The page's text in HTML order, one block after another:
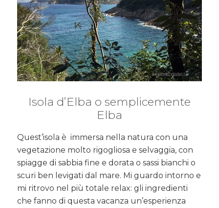
Isola d’Elba o semplicemente
Elba
Quest’isola è immersa nella natura con una
vegetazione molto rigogliosa e selvaggia, con
spiagge di sabbia fine e dorata o sassi bianchi o
scuri ben levigati dal mare. Mi guardo intorno e
mi ritrovo nel più totale relax: gli ingredienti
che fanno di questa vacanza un’esperienza